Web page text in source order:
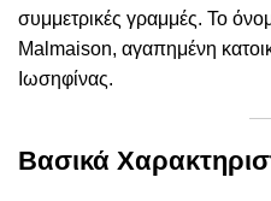
συμμετρικές γραμμές. Το
Malmaison, αγαπημένη
Ιωσηφίνας.
Βασικά